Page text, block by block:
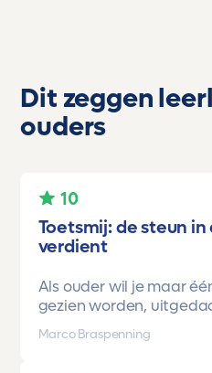
Dit zeggen
ouders
10
Toetsmij: de steun
verdient
Als ouder wil je maar
gezien worden,
vertrouwen krijgen dat
zelf soms denken. Voor
Marco Braspenning